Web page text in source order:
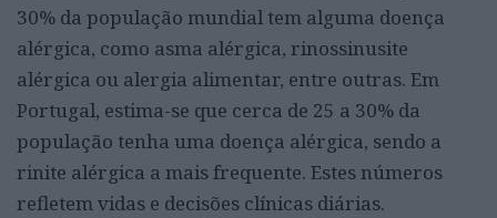
30% da população mundial tem alguma doença
alérgica, como asma alérgica, rinossinusite
alérgica ou alergia alimentar, entre outras. Em
Portugal, estima-se que cerca de 25 a 30% da
população tenha uma doença alérgica, sendo a
rinite alérgica a mais frequente. Estes números
refletem vidas e decisões clínicas diárias.